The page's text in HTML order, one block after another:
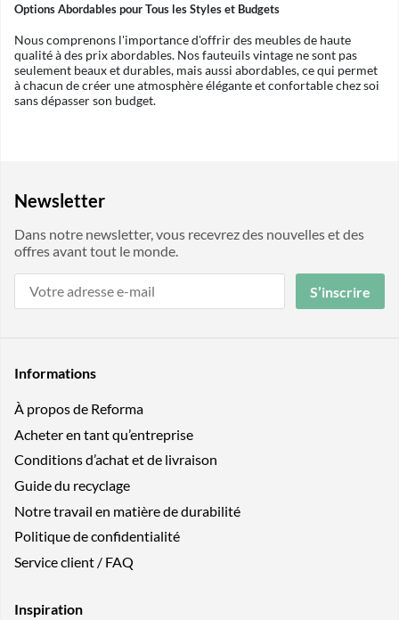
Options Abordables pour Tous les Styles et Budgets
Nous comprenons l'importance d'offrir des meubles de haute
qualité à des prix abordables. Nos fauteuils vintage ne sont pas
seulement beaux et durables, mais aussi abordables, ce qui permet
à chacun de créer une atmosphère élégante et confortable chez soi
sans dépasser son budget.
Newsletter
Dans notre newsletter, vous recevrez des nouvelles et des
offres avant tout le monde.
S’inscrire
Informations
À propos de Reforma
Acheter en tant qu’entreprise
Conditions d’achat et de livraison
Guide du recyclage
Notre travail en matière de durabilité
Politique de confidentialité
Service client / FAQ
Inspiration